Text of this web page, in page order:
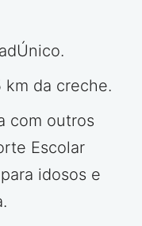
km da creche.
com outros
Escolar
idosos e